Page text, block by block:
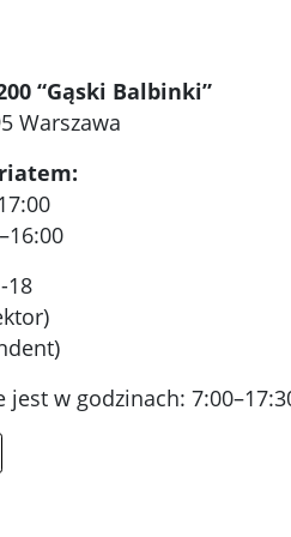
“Gąski Balbinki”
Warszawa
18
jest w godzinach: